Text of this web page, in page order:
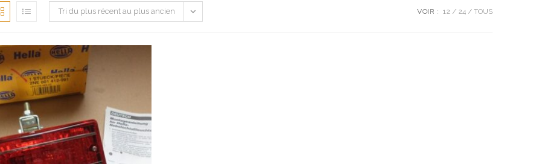
Tri du plus récent au plus ancien VOIR : 12 24 TOUS